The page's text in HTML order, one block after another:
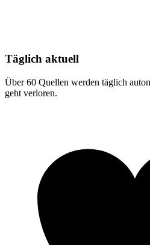
Täglich aktuell
Über 60 Quellen werden täglich
geht verloren.